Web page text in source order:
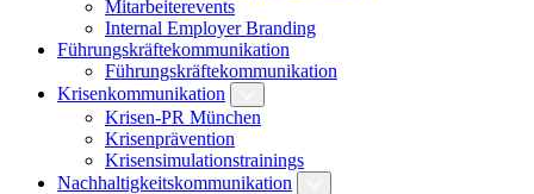
Mitarbeiterevents
Internal Employer Branding
Führungskräftekommunikation
Führungskräftekommunikation
Krisenkommunikation
Krisen-PR München
Krisenprävention
Krisensimulationstrainings
Nachhaltigkeitskommunikation